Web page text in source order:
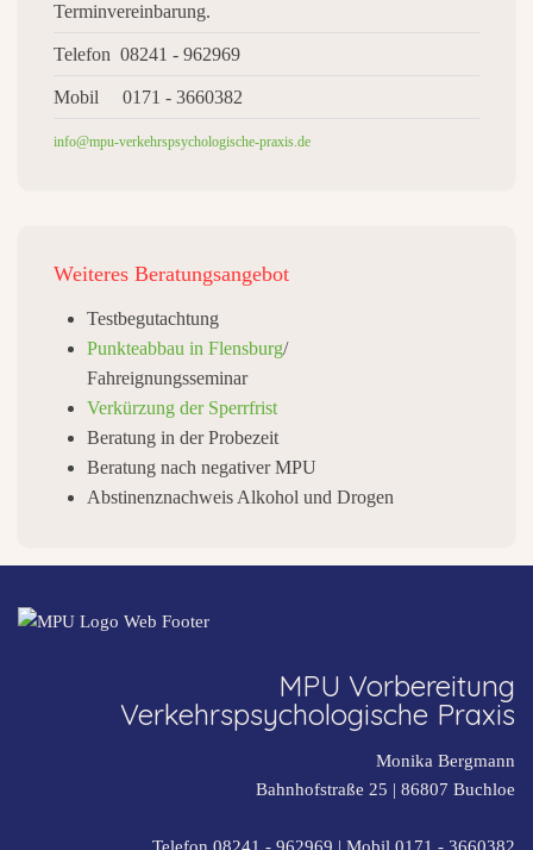
Terminvereinbarung.
Telefon 08241 - 962969
Mobil 0171 - 3660382
info@mpu-verkehrspsychologische-praxis.de
Weiteres Beratungsangebot
Testbegutachtung
Punkteabbau in Flensburg/
Fahreignungsseminar
Verkürzung der Sperrfrist
Beratung in der Probezeit
Beratung nach negativer MPU
Abstinenznachweis Alkohol und Drogen
MPU Vorbereitung
Verkehrspsychologische Praxis
Monika Bergmann
Bahnhofstraße 25 | 86807 Buchloe